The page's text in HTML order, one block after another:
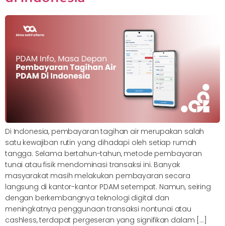
Di Indonesia, pembayaran tagihan air merupakan salah
satu kewajiban rutin yang dihadapi oleh setiap rumah
tangga. Selama bertahun-tahun, metode pembayaran
tunai atau fisik mendominasi transaksi ini. Banyak
masyarakat masih melakukan pembayaran secara
langsung di kantor-kantor PDAM setempat. Namun, seiring
dengan berkembangnya teknologi digital dan
meningkatnya penggunaan transaksi nontunai atau
cashless, terdapat pergeseran yang signifikan dalam […]